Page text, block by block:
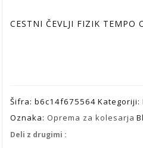
je
CESTNI ČEVLJI FIZIK TEMPO
Šifra:b6c14f675564 Kategoriji:
Oznaka: Oprema za kolesarja
Deli z drugimi :